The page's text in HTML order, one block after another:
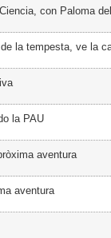
con Paloma
la tempesta, ve la
la PAU
aventura
aventura